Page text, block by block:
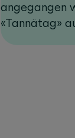
angegangen
«Tannätag»